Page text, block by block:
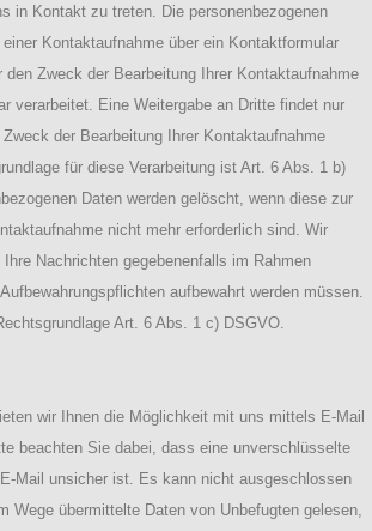
in Kontakt zu treten. Die personenbezogenen
Kontaktaufnahme über ein Kontaktformular
den Zweck der Bearbeitung Ihrer Kontaktaufnahme
verarbeitet. Eine Weitergabe an Dritte findet nur
der Bearbeitung Ihrer Kontaktaufnahme
für diese Verarbeitung ist Art. 6 Abs. 1 b)
Daten werden gelöscht, wenn diese zur
nicht mehr erforderlich sind. Wir
Nachrichten gegebenenfalls im Rahmen
aufbewahrt werden müssen.
Art. 6 Abs. 1 c) DSGVO.
wir Ihnen die Möglichkeit mit uns mittels E-Mail
beachten Sie dabei, dass eine unverschlüsselte
Mail unsicher ist. Es kann nicht ausgeschlossen
Wege übermittelte Daten von Unbefugten gelesen,